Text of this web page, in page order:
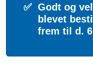
✅ Godt og
blevet
frem til d.